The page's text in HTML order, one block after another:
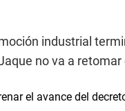
industrial
no va a
el avance del